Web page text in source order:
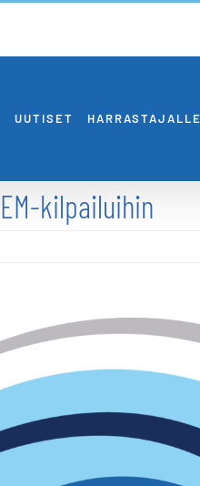
UUTISET HARRASTAJALLE
kilpailuihin